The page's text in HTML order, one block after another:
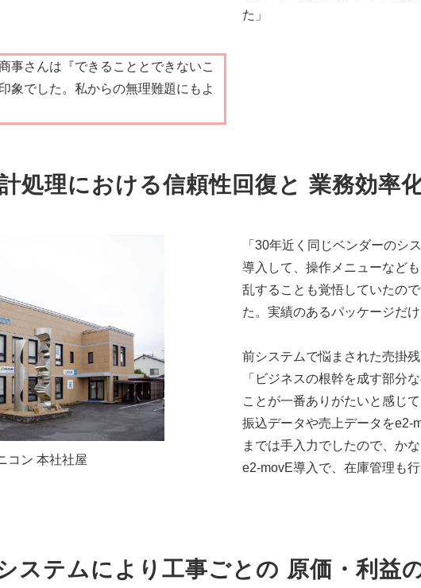
事さんは『できることとできないこ
象でした。私からの無理難題にもよ
た」
処理における信頼性回復と 業務効率
コン 本社社屋
「30年近く同じベンダーのシ
導入して、操作メニューなど
乱することも覚悟していたの
た。実績のあるパッケージだ
前システムで悩まされた売掛
「ビジネスの根幹を成す部分
ことが一番ありがたいと感じ
振込データや売上データをe2-
までは手入力でしたので、か
e2-movE導入で、在庫管理も
ステムにより工事ごとの 原価・利益